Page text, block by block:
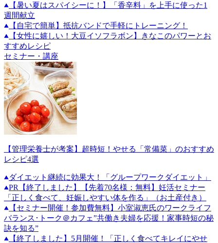
【暑い夏はスパイシーに！】「香辛料」を上手に使った1
週間献立
【自宅で簡単】抵抗バンドで手軽にトレーニング！
【女性に嬉しい！大豆イソフラボン】きなこのパワーとお
すすめレシピ
セミナー・講座
【管理栄養士が考案】超時短！やせる「常備菜」のおすすめ
レシピ4選
ダイエット継続に効果大！「グループワークダイエット」
PR
【終了しました】【先着70名様：無料】妊活セミナー
「正しく食べて、妊娠しやすい体を作る」（お土産付き）
【セミナー開催！参加費無料】小室淑恵氏のワークライフ
バランス･トーク＠カフェ”共働き夫婦を応援！家事時短の秘
訣を知る”
【終了しました】5月開催！「正しく食べてキレイにやせ